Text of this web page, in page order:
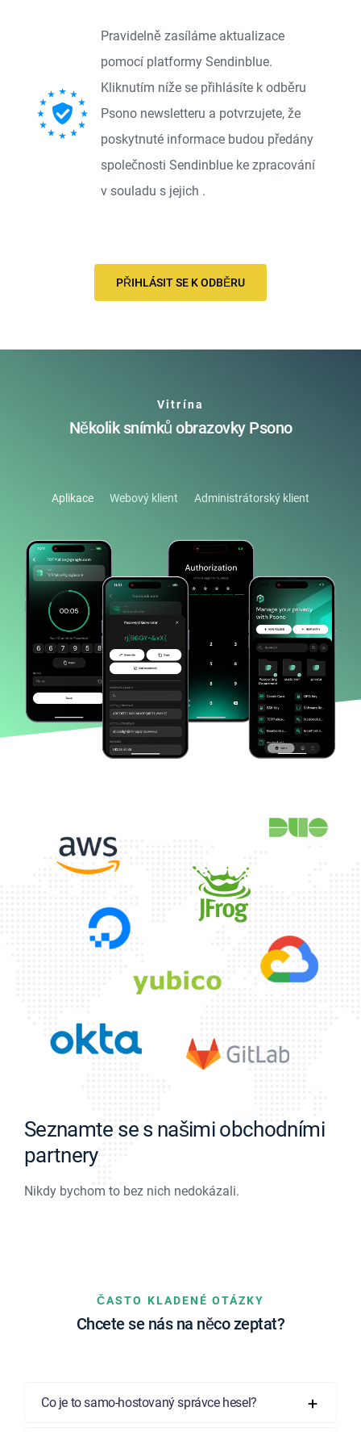
Pravidelně zasíláme aktualizace
pomocí platformy Sendinblue.
Kliknutím níže se přihlásíte k odběru
Psono newsletteru a potvrzujete, že
poskytnuté informace budou předány
společnosti Sendinblue ke zpracování
v souladu s jejich .
PŘIHLÁSIT SE K ODBĚRU
Vitrína
Několik snímků obrazovky Psono
Aplikace Webový klient Administrátorský klient
Seznamte se s našimi obchodními
partnery
Nikdy bychom to bez nich nedokázali.
ČASTO KLADENÉ OTÁZKY
Chcete se nás na něco zeptat?
Co je to samo-hostovaný správce hesel?